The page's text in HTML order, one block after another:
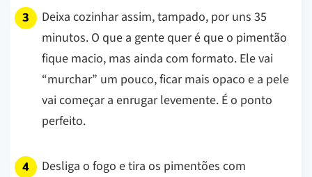
Deixa cozinhar assim, tampado, por uns 35
minutos. O que a gente quer é que o pimentão
fique macio, mas ainda com formato. Ele vai
“murchar” um pouco, ficar mais opaco e a pele
vai começar a enrugar levemente. É o ponto
perfeito.
Desliga o fogo e tira os pimentões com